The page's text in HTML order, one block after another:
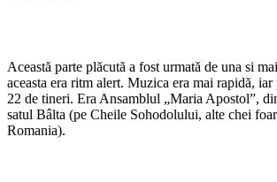
Această parte plăcută a fost urmată de una si
aceasta era ritm alert. Muzica era mai rapidă, iar
22 de tineri. Era Ansamblul „Maria Apostol”,
satul Bâlta (pe Cheile Sohodolului, alte chei
Romania).